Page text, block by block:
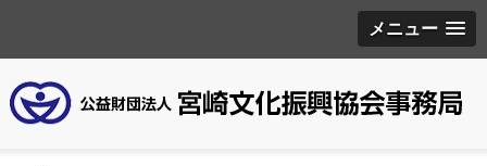
メニュー